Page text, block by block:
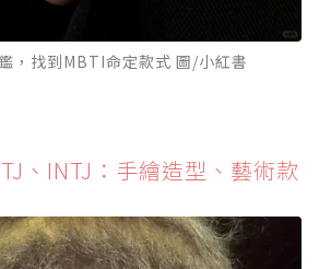
，找到MBTI命定款式 圖/小紅書
、INTJ：手繪造型、藝術款